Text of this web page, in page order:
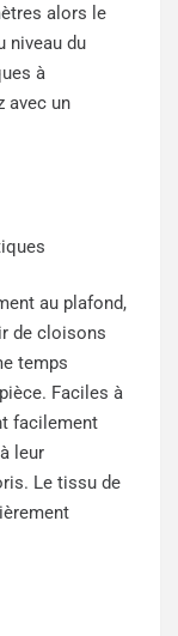
alors le
niveau du
à
avec un
au plafond,
de cloisons
temps
Faciles à
facilement
leur
Le tissu de